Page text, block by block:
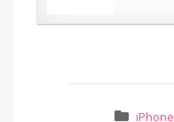
iPhone